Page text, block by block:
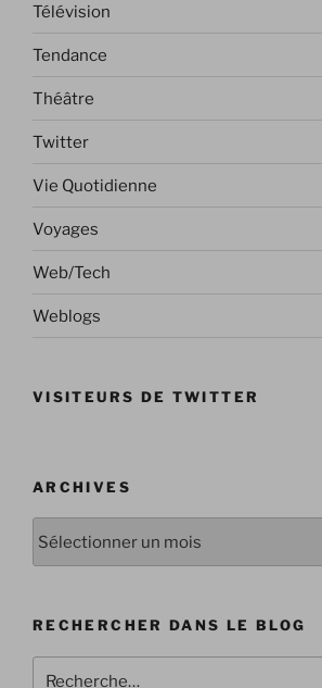
Télévision
Tendance
Théâtre
Twitter
Vie Quotidienne
Voyages
Web/Tech
Weblogs
VISITEURS DE TWITTER
ARCHIVES
RECHERCHER DANS LE BLOG